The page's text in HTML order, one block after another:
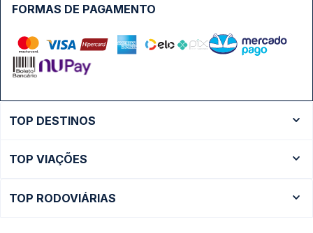
FORMAS DE PAGAMENTO
TOP DESTINOS
Ônibus São Paulo
TOP VIAÇÕES
TOP RODOVIÁRIAS